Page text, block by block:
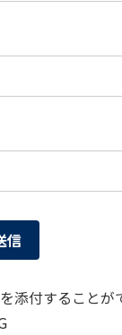
添付することが